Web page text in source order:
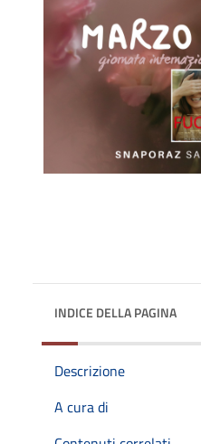
INDICE DELLA PAGINA
Descrizione
A cura di